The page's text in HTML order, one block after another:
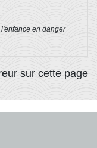
en danger
sur cette page